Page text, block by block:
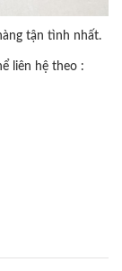
tận tình nhất.
liên hệ theo :